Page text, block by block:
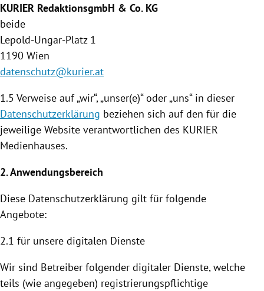
KURIER RedaktionsgmbH & Co. KG
beide
Lepold-Ungar-Platz 1
1190 Wien
datenschutz@kurier.at
1.5 Verweise auf „wir“, „unser(e)“ oder „uns“ in dieser
Datenschutzerklärung beziehen sich auf den für die
jeweilige Website verantwortlichen des KURIER
Medienhauses.
2. Anwendungsbereich
Diese Datenschutzerklärung gilt für folgende
Angebote:
2.1 für unsere digitalen Dienste
Wir sind Betreiber folgender digitaler Dienste, welche
teils (wie angegeben) registrierungspflichtige